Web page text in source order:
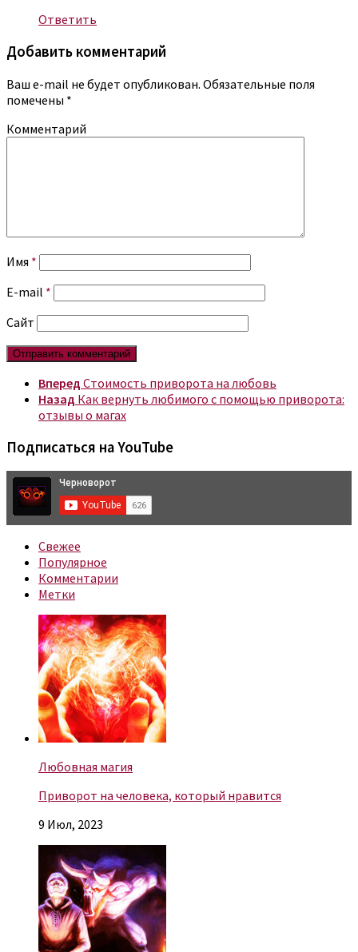
Ответить
Добавить комментарий
Ваш e-mail не будет опубликован. Обязательные поля
помечены *
Комментарий
Имя *
E-mail *
Сайт
Вперед Стоимость приворота на любовь
Назад Как вернуть любимого с помощью приворота:
отзывы о магах
Подписаться на YouTube
Свежее
Популярное
Комментарии
Метки
Любовная магия
Приворот на человека, который нравится
9 Июл, 2023